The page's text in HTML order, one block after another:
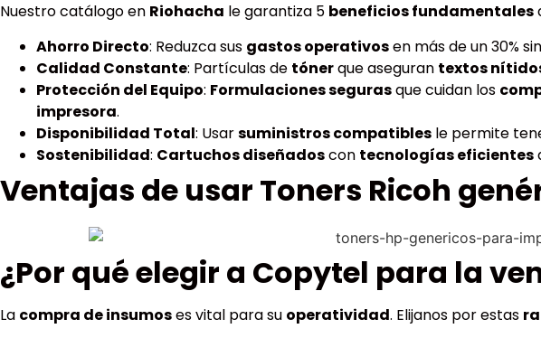
Nuestro catálogo en Riohacha le garantiza 5 beneficios fundamentales
Ahorro Directo: Reduzca sus gastos operativosen más de un 30%
Calidad Constante: Partículas de tónerque aseguran textos
Protección del Equipo: Formulaciones segurasque cuidan los
impresora.
Disponibilidad Total: Usarsuministros compatibles le permite
Sostenibilidad: Cartuchos diseñadoscon tecnologías eficientes
Ventajas de usar Toners Ricoh
¿Por qué elegir a Copytel para la
La compra de insumoses vital para su operatividad. Elijanos por estas